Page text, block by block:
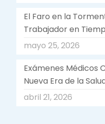
El Faro en la
Trabajador en
mayo 25, 2026
Exámenes Médicos
Nueva Era de la
abril 21, 2026